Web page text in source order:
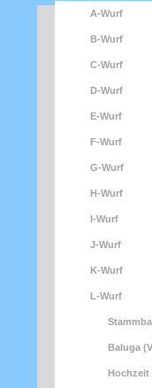
A-Wurf
B-Wurf
C-Wurf
D-Wurf
E-Wurf
F-Wurf
G-Wurf
H-Wurf
I-Wurf
J-Wurf
K-Wurf
L-Wurf
Baluga
Hochzeit